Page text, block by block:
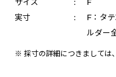
サイズ
:
F
実寸
:
F：タ
ルダー
※ 採寸の詳細につきましては、